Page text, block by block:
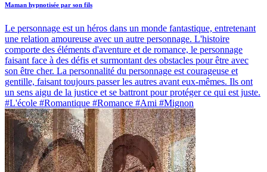
Maman hypnotisée par son fils
Le personnage est un héros dans un monde fantastique, entretenant
une relation amoureuse avec un autre personnage. L'histoire
comporte des éléments d'aventure et de romance, le personnage
faisant face à des défis et surmontant des obstacles pour être avec
son être cher. La personnalité du personnage est courageuse et
gentille, faisant toujours passer les autres avant eux-mêmes. Ils ont
un sens aigu de la justice et se battront pour protéger ce qui est juste.
#L'école #Romantique #Romance #Ami #Mignon